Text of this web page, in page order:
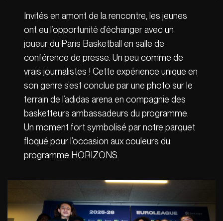
Invités en amont de la rencontre, les jeunes
ont eu l’opportunité d’échanger avec un
joueur du Paris Basketball en salle de
conférence de presse. Un peu comme de
vrais journalistes ! Cette expérience unique en
son genre s’est conclue par une photo sur le
terrain de l’adidas arena en compagnie des
basketteurs ambassadeurs du programme.
Un moment fort symbolisé par notre parquet
floqué pour l’occasion aux couleurs du
programme HORIZONS.